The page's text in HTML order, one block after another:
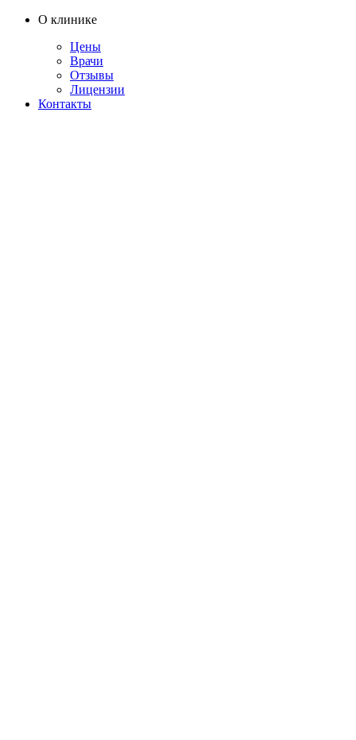
О клинике
Цены
Врачи
Отзывы
Лицензии
Контакты